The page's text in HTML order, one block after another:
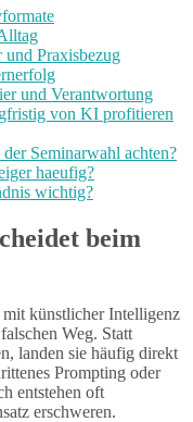
Praxisbezug
und Verantwortung
von KI profitieren
Seminarwahl achten?
haeufig?
wichtig?
beim
künstlicher Intelligenz
Weg. Statt
landen sie häufig direkt
Prompting oder
entstehen oft
erschweren.